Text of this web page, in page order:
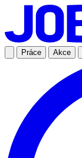
Práce Akce